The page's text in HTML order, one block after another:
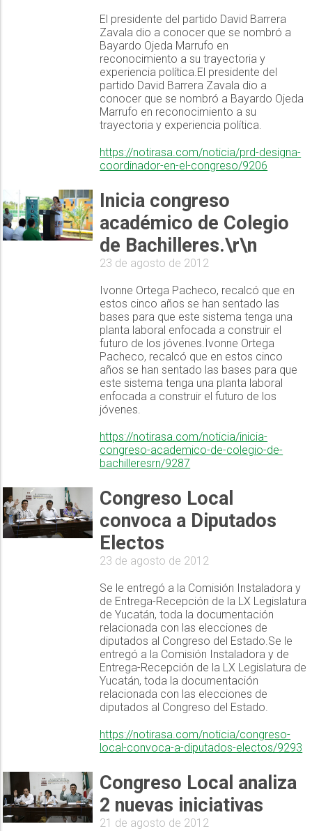
El presidente del partido David Barrera
Zavala dio a conocer que se nombró a
Bayardo Ojeda Marrufo en
reconocimiento a su trayectoria y
experiencia política.El presidente del
partido David Barrera Zavala dio a
conocer que se nombró a Bayardo Ojeda
Marrufo en reconocimiento a su
trayectoria y experiencia política.
https://notirasa.com/noticia/prd-designa-
coordinador-en-el-congreso/9206
Inicia congreso
académico de Colegio
de Bachilleres.\r\n
23 de agosto de 2012
Ivonne Ortega Pacheco, recalcó que en
estos cinco años se han sentado las
bases para que este sistema tenga una
planta laboral enfocada a construir el
futuro de los jóvenes.Ivonne Ortega
Pacheco, recalcó que en estos cinco
años se han sentado las bases para que
este sistema tenga una planta laboral
enfocada a construir el futuro de los
jóvenes.
https://notirasa.com/noticia/inicia-
congreso-academico-de-colegio-de-
bachilleresrn/9287
Congreso Local
convoca a Diputados
Electos
23 de agosto de 2012
Se le entregó a la Comisión Instaladora y
de Entrega-Recepción de la LX Legislatura
de Yucatán, toda la documentación
relacionada con las elecciones de
diputados al Congreso del Estado.Se le
entregó a la Comisión Instaladora y de
Entrega-Recepción de la LX Legislatura de
Yucatán, toda la documentación
relacionada con las elecciones de
diputados al Congreso del Estado.
https://notirasa.com/noticia/congreso-
local-convoca-a-diputados-electos/9293
Congreso Local analiza
2 nuevas iniciativas
21 de agosto de 2012